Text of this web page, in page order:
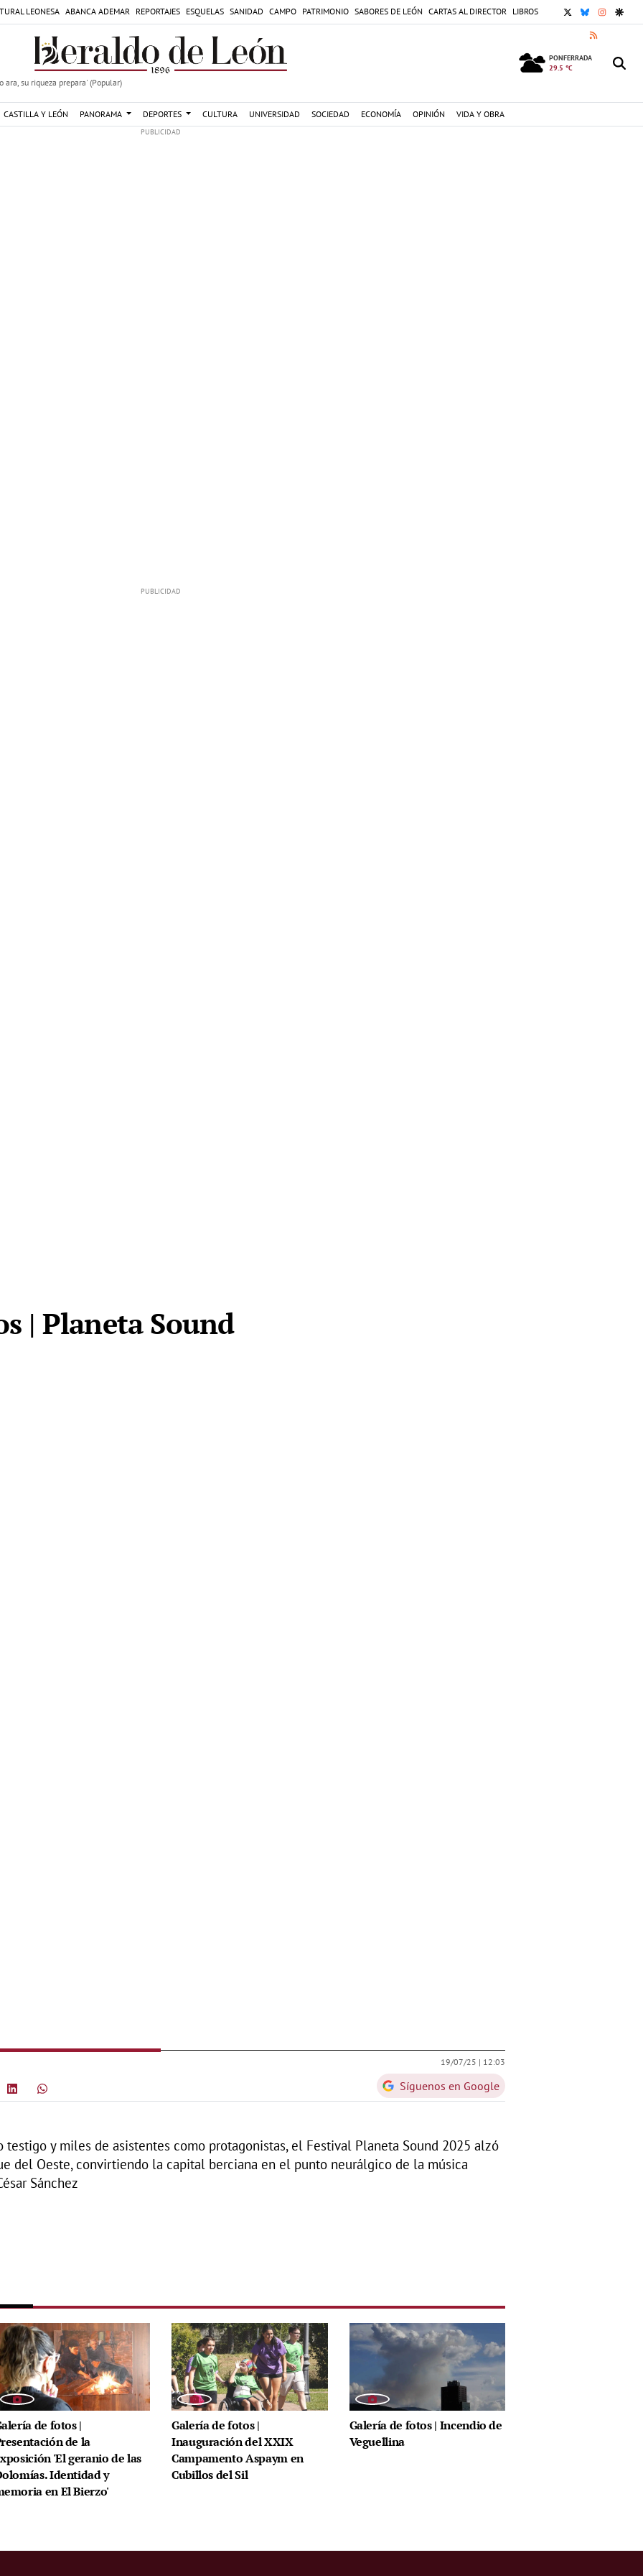
LEONESA ABANCA ADEMAR REPORTAJES ESQUELAS SANIDAD CAMPO PATRIMONIO SABORES DE LEÓN CARTAS AL DIRECTOR LIBROS X BLUESKY
RSS
ara, su riqueza prepara' (Popular)
PONFERRADA
29.5 °C
CASTILLA Y LEÓN PANORAMA DEPORTES CULTURA UNIVERSIDAD SOCIEDAD ECONOMÍA OPINIÓN VIDA Y OBRA
| Planeta Sound
19/07/25 | 12:03
Síguenos en Google
testigo y miles de asistentes como protagonistas, el Festival Planeta Sound 2025 alzó
del Oeste, convirtiendo la capital berciana en el punto neurálgico de la música
Sánchez
de fotos |
de la
'El geranio de las
Identidad y
en El Bierzo'
Galería de fotos |
Inauguración del XXIX
Campamento Aspaym en
Cubillos del Sil
Galería de fotos | Incendio de
Veguellina